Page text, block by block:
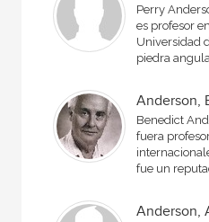
Perry
es profesor
Universidad
piedra
Anderson,
Benedict
fuera
fue un
Anderson,